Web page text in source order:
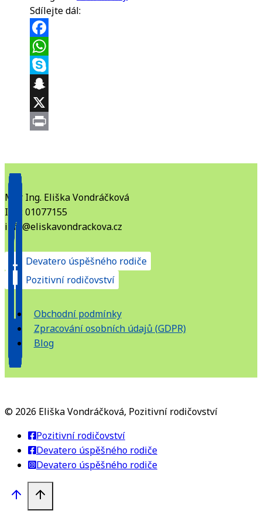
množství
Sdílejte dál:
Facebook
WhatsApp
Skype
Snapchat
X
Mgr. Ing. Eliška Vondráčková
IČO: 01077155
info@eliskavondrackova.cz
Devatero úspěšného rodiče
Pozitivní rodičovství
Obchodní podmínky
Zpracování osobních údajů (GDPR)
Blog
© 2026 Eliška Vondráčková, Pozitivní rodičovství
Pozitivní rodičovství
Devatero úspěšného rodiče
Devatero úspěšného rodiče